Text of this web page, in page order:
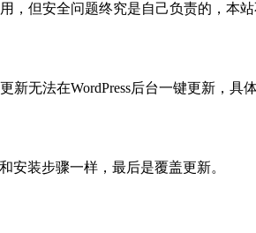
，但安全问题终究是自己负责的，本
无法在WordPress后台一键更新，具
安装步骤一样，最后是覆盖更新。